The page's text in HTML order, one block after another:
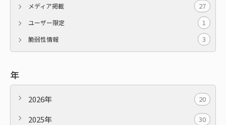
メディア掲載 27
ユーザー限定 1
脆弱性情報 3
年
2026年 20
2025年 30